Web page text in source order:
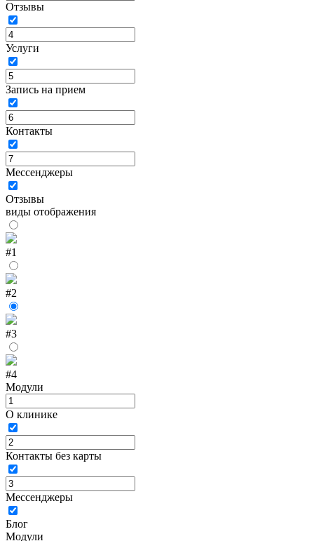
Отзывы
Услуги
Запись на прием
Контакты
Мессенджеры
Отзывы
виды отображения
#1
#2
#3
#4
Модули
О клинике
Контакты без карты
Мессенджеры
Блог
Модули